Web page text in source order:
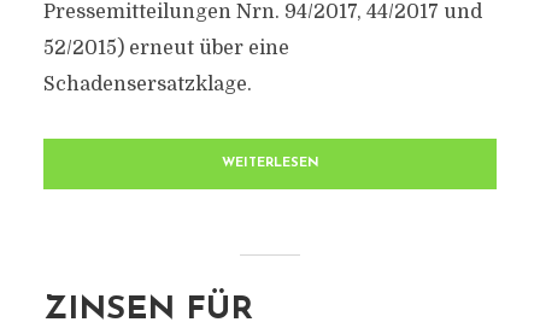
Pressemitteilungen Nrn. 94/2017, 44/2017 und
52/2015) erneut über eine
Schadensersatzklage.
WEITERLESEN
ZINSEN FÜR